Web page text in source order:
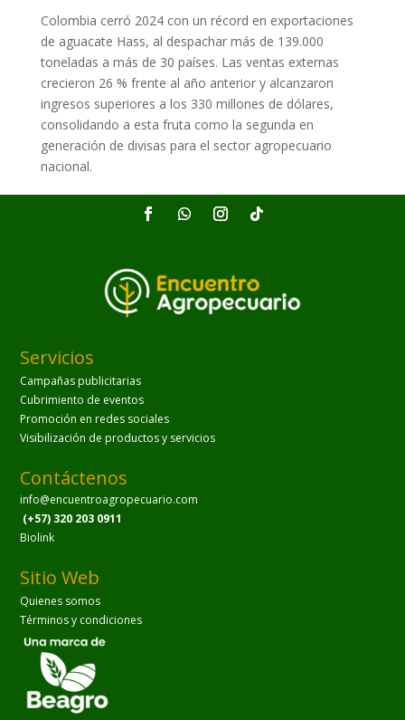
Colombia cerró 2024 con un récord en exportaciones
de aguacate Hass, al despachar más de 139.000
toneladas a más de 30 países. Las ventas externas
crecieron 26 % frente al año anterior y alcanzaron
ingresos superiores a los 330 millones de dólares,
consolidando a esta fruta como la segunda en
generación de divisas para el sector agropecuario
nacional.
Servicios
Campañas publicitarias
Cubrimiento de eventos
Promoción en redes sociales
Visibilización de productos y servicios
Contáctenos
info@encuentroagropecuario.com
(+57) 320 203 0911
Biolink
Sitio Web
Quienes somos
Términos y condiciones